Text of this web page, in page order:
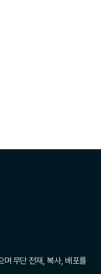
며 무단 전재, 복사, 배포를